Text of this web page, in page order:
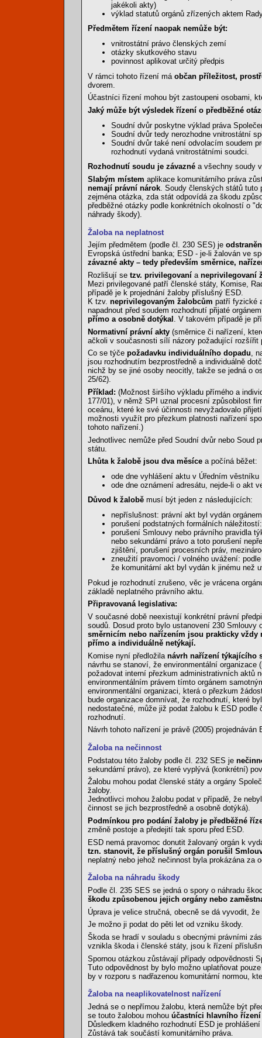
jakékoli akty)
výklad statutů orgánů zřízených aktem
Předmětem řízení naopak nemůže být:
vnitrostátní právo členských zemí
otázky skutkového stavu
povinnost aplikovat určitý předpis
V rámci tohoto řízení má občan příležitost,
dvorem.
Účastníci řízení mohou být zastoupeni osobami,
Jaký může být výsledek řízení o předběžné
Soudní dvůr poskytne výklad práva
Soudní dvůr tedy nerozhodne vnitrostátní
Soudní dvůr také není odvolacím soudem
rozhodnutí vydaná vnitrostátními soudci.
Rozhodnutí soudu je závazné a všechny soudy
Slabým místem aplikace komunitárního práva
nemají právní nárok . Soudy členských států
zejména otázka, zda stát odpovídá za škodu
předběžné otázky podle konkrétních okolností o
náhrady škody).
Žaloba na neplatnost
Jejím předmětem (podle čl. 230 SES) je
Evropská ústřední banka; ESD - je-li žalován ve
závazné akty – tedy především směrnice,
Rozlišují se tzv. privilegovaní a neprivilegovaní
Mezi privilegované patří členské státy, Komise,
případě je k projednání žaloby příslušný ESD.
K tzv. neprivilegovaným žalobcům patří fyzické
napadnout před soudem rozhodnutí přijaté
přímo a osobně dotýkal
. V takovém případě je
Normativní právní akty (směrnice či nařízení,
ačkoli v současnosti sílí názory požadující
Co se týče požadavku individuálního dopadu,
jsou rozhodnutím bezprostředně a individuálně
nichž by se jiné osoby neocitly, takže se jedná o
25/62).
Příklad: (Možnost širšího výkladu přímého a
177/01), v němž SPI uznal procesní způsobilost
oceánu, které ke své účinnosti nevyžadovalo
možnosti využít pro přezkum platnosti nařízení
tohoto nařízení.)
Jednotlivec nemůže před Soudní dvůr nebo Soud
státu.
Lhůta k žalobě jsou dva měsíce a počíná běžet:
ode dne vyhlášení aktu v Úředním věstníku
ode dne oznámení adresátu, nejde-li o akt
Důvod k žalobě musí být jeden z následujících:
nepříslušnost: právní akt byl vydán
porušení podstatných formálních
porušení Smlouvy nebo právního pravidla
nebo sekundární právo a toto porušení
zjištění, porušení procesních práv,
zneužití pravomoci / volného uvážení:
že komunitární akt byl vydán k jinému než
Pokud je rozhodnutí zrušeno, věc je vrácena
základě neplatného právního aktu.
Připravovaná legislativa:
V současné době neexistují konkrétní právní
soudů. Dosud proto bylo ustanovení 230
směrnicím nebo nařízením jsou prakticky
přímo a individuálně netýkají.
Komise nyní předložila návrh nařízení týkajícího
návrhu se stanoví, že environmentální organizace
požadovat interní přezkum administrativních aktů
environmentálním právem tímto orgánem
environmentální organizaci, která o přezkum
bude organizace domnívat, že rozhodnutí, které
nedostatečné, může již podat žalobu k ESD
rozhodnutí.
Návrh tohoto nařízení je právě (2005) projednáván
Žaloba na nečinnost
Podstatou této žaloby podle čl. 232 SES je
sekundární právo), ze které vyplývá (konkrétní)
Žalobu mohou podat členské státy a orgány
žaloby.
Jednotlivci mohou žalobu podat v případě, že
činnost se jich bezprostředně a osobně dotýká).
Podmínkou pro podání žaloby je předběžné
změně postoje a předejití tak sporu před ESD.
ESD nemá pravomoc donutit žalovaný orgán k
tzn. stanovit, že příslušný orgán porušil
neplatný nebo jehož nečinnost byla prokázána za
Žaloba na náhradu škody
Podle čl. 235 SES se jedná o spory o náhradu
škodu způsobenou jejich orgány nebo
Úprava je velice stručná, obecně se dá vyvodit,
Je možno ji podat do pěti let od vzniku škody.
Škoda se hradí v souladu s obecnými právními
vznikla škoda i členské státy, jsou k řízení
Spornou otázkou zůstávají případy odpovědnosti
Tuto odpovědnost by bylo možno uplatňovat
by v rozporu s nadřazenou komunitární normou,
Žaloba na neaplikovatelnost nařízení
Jedná se o nepřímou žalobu, která nemůže být
se touto žalobou mohou účastníci hlavního
Důsledkem kladného rozhodnutí ESD je
Zůstává tak součástí komunitárního práva.